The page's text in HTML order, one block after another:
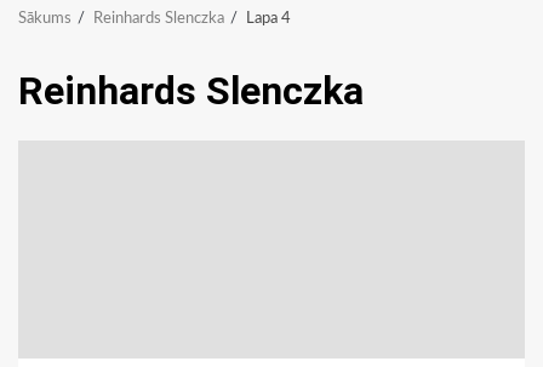
Sākums Reinhards Slenczka Lapa 4
Reinhards Slenczka